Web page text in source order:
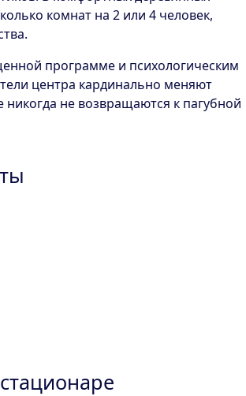
комнат на 2 или 4 человек,
программе и психологическим
центра кардинально меняют
не возвращаются к пагубной